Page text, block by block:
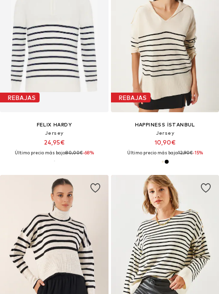
REBAJAS
FELIX HARDY
Jersey
24,95€
Último precio más bajo:80,00€-68%
REBAJAS
HAPPINESS İSTANBUL
Jersey
10,90€
Último precio más bajo:12,90€-15%